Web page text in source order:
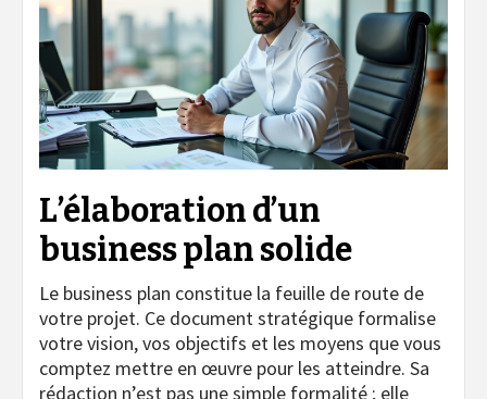
L’élaboration d’un
business plan solide
Le business plan constitue la feuille de route de
votre projet. Ce document stratégique formalise
votre vision, vos objectifs et les moyens que vous
comptez mettre en œuvre pour les atteindre. Sa
rédaction n’est pas une simple formalité ; elle